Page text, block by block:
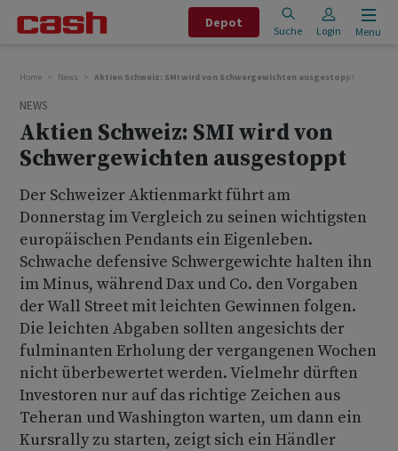
Depot
Suche Login Menu
Home News Aktien Schweiz: SMI wird von Schwergewichten ausgestoppt
NEWS
Aktien Schweiz: SMI wird von
Schwergewichten ausgestoppt
Der Schweizer Aktienmarkt führt am
Donnerstag im Vergleich zu seinen wichtigsten
europäischen Pendants ein Eigenleben.
Schwache defensive Schwergewichte halten ihn
im Minus, während Dax und Co. den Vorgaben
der Wall Street mit leichten Gewinnen folgen.
Die leichten Abgaben sollten angesichts der
fulminanten Erholung der vergangenen Wochen
nicht überbewertet werden. Vielmehr dürften
Investoren nur auf das richtige Zeichen aus
Teheran und Washington warten, um dann ein
Kursrally zu starten, zeigt sich ein Händler